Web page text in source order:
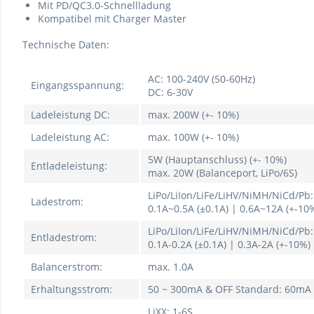
Mit PD/QC3.0-Schnellladung
Kompatibel mit Charger Master
Technische Daten:
Eingangsspannung:
AC: 100-240V (50-60Hz)
DC: 6-30V
Ladeleistung DC:
max. 200W (+- 10%)
Ladeleistung AC:
max. 100W (+- 10%)
Entladeleistung:
5W (Hauptanschluss) (+- 10%)
max. 20W (Balanceport, LiPo/6S)
Ladestrom:
LiPo/LiIon/LiFe/LiHV/NiMH/NiCd/Pb:
0.1A~0.5A (±0.1A) | 0.6A~12A (+-
Entladestrom:
LiPo/LiIon/LiFe/LiHV/NiMH/NiCd/Pb:
0.1A-0.2A (±0.1A) | 0.3A-2A (+-10%)
Balancerstrom:
max. 1.0A
Erhaltungsstrom:
50 ~ 300mA & OFF Standard: 60mA